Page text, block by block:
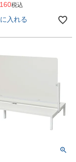
税込
入れる